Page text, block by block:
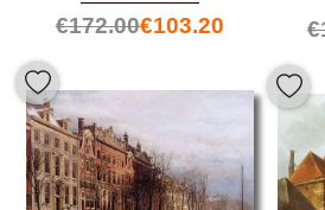
€172.00€103.20 €